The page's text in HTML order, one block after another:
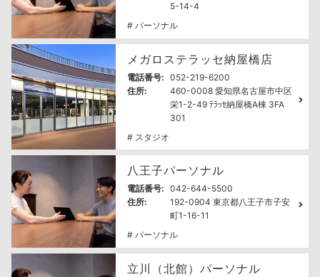
5-14-4
# パーソナル
メガロステラッセ納屋橋店
電話番号: 052-219-6200
住所:
460-0008 愛知県名古屋市中区
栄1-2-49 ﾃﾗｯｾ納屋橋A棟 3FA
301
# スタジオ
八王子パーソナル
電話番号: 042-644-5500
住所:
192-0904 東京都八王子市子安
町1-16-11
# パーソナル
立川（北館）パーソナル